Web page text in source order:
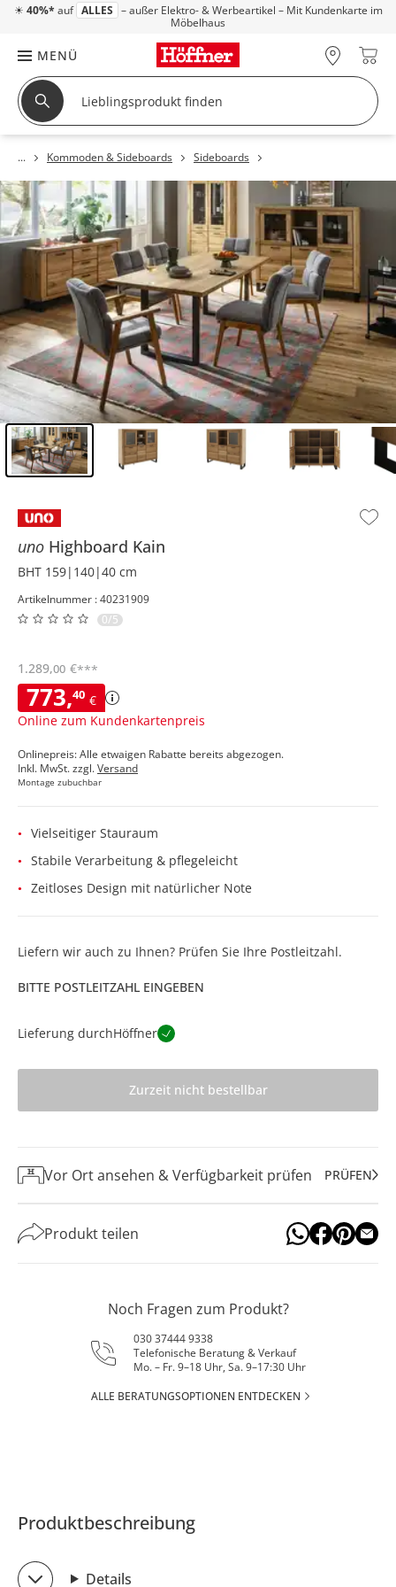
☀ 40%* auf ALLES – außer Elektro- & Werbeartikel – Mit Kundenkarte im
Möbelhaus
MENÜ
Kommoden & Sideboards Sideboards
uno Highboard Kain
BHT 159|140|40 cm
Artikelnummer : 40231909
0/5
773,40 €
Online zum Kundenkartenpreis
1.289,00 €***
Onlinepreis: Alle etwaigen Rabatte bereits abgezogen.
Inkl. MwSt. zzgl.Versand
Montage zubuchbar
Vielseitiger Stauraum
Stabile Verarbeitung & pflegeleicht
Zeitloses Design mit natürlicher Note
Liefern wir auch zu Ihnen? Prüfen Sie Ihre Postleitzahl.
BITTE POSTLEITZAHL EINGEBEN
Lieferung durchHöffner
Zurzeit nicht bestellbar
Vor Ort ansehen & Verfügbarkeit prüfen PRÜFEN
Produkt teilen
Noch Fragen zum Produkt?
030 37444 9338
Telefonische Beratung & Verkauf
Mo. – Fr. 9–18 Uhr, Sa. 9–17:30 Uhr
ALLE BERATUNGSOPTIONEN ENTDECKEN
Produktbeschreibung
Details